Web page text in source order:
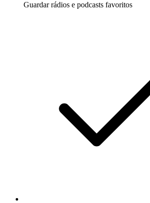
Guardar rádios e podcasts favoritos